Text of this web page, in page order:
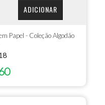
ADICIONAR
Papel - Coleção Algodão